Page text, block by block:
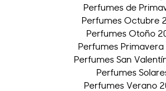
Perfumes de
Perfumes Octubre
Perfumes Otoño
Perfumes Primavera
Perfumes San
Perfumes
Perfumes Verano